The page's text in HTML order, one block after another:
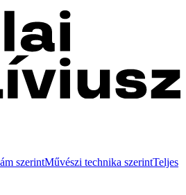
szerintMűvészi technika szerintTeljes